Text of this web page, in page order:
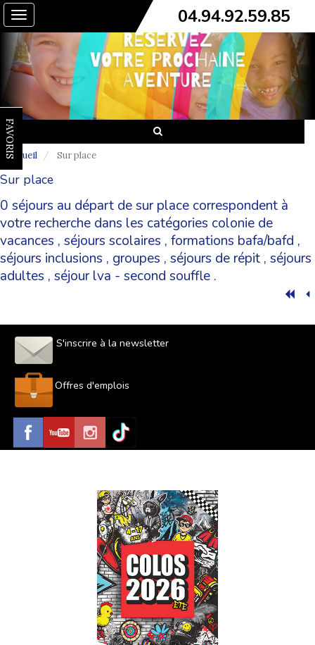
Toggle
navigation
04.94.92.59.85
FAVORIS
Accueil Sur place
Sur place
0 séjours au départ de sur place correspondent à
votre recherche dans les catégories colonie de
vacances , séjours scolaires , formations bafa/bafd ,
séjours inclusions , groupes , séjours de répit , séjours
adultes , séjour lva - second souffle .
S'inscrire à la newsletter
Offres d'emplois